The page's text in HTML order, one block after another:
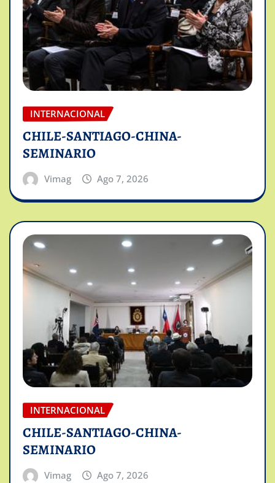
INTERNACIONAL
CHILE-SANTIAGO-CHINA-
SEMINARIO
Vimag Ago 7, 2026
INTERNACIONAL
CHILE-SANTIAGO-CHINA-
SEMINARIO
Vimag Ago 7, 2026